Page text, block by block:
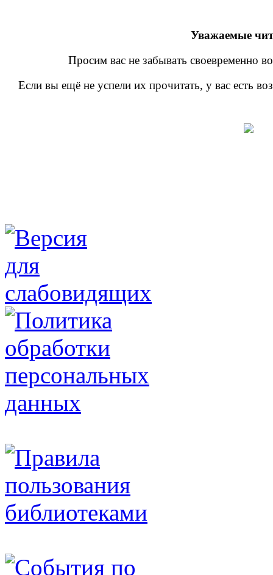
Уважаемые
Просим вас не забывать своевременно
Если вы ещё не успели их прочитать, у вас есть